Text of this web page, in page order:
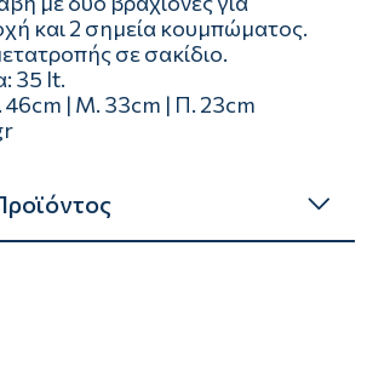
και 2 σημεία κουμπώματος.
σε σακίδιο.
35 lt.
46cm | Μ. 33cm | Π. 23cm